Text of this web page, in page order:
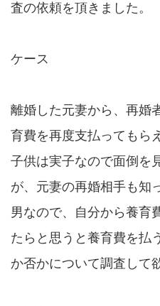
査の依頼を頂きました。
ケース
離婚した元妻から、再婚
育費を再度支払ってもら
子供は実子なので面倒を
が、元妻の再婚相手も知
男なので、自分から養育
たらと思うと養育費を払
か否かについて調査して